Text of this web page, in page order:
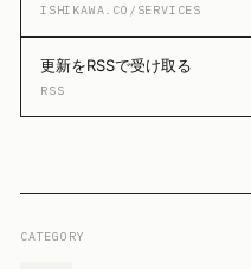
ISHIKAWA.CO/SERVICES
更新をRSSで受け取る
RSS
CATEGORY